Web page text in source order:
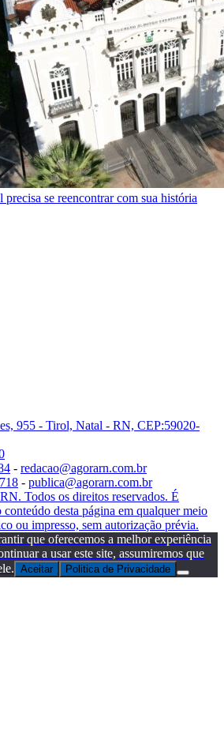
se reencontrar com sua história
955 - Tirol, Natal - RN, CEP:59020-
- redacao@agorarn.com.br
- publica@agorarn.com.br
Todos os direitos reservados. É
desta página em qualquer meio
ou impresso, sem autorização prévia.
que oferecemos a melhor experiência
a usar este site, assumiremos que
Aceitar Politica de Privacidade